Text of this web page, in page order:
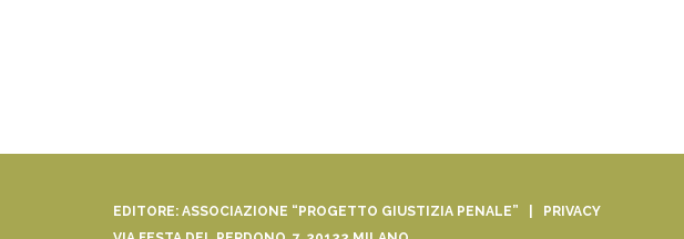
EDITORE: ASSOCIAZIONE “PROGETTO GIUSTIZIA PENALE” |
PRIVACY